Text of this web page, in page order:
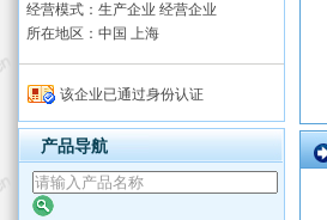
经营模式：生产企业 经营企业
所在地区：中国 上海
该企业已通过身份认证
产品导航